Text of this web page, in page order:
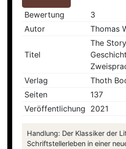
Bewertung
3
Autor
Thomas
Titel
The
Verlag
Thoth
Seiten
137
Veröffentlichung 2021
Handlung: Der Klassiker der
Schriftstellerleben in einer